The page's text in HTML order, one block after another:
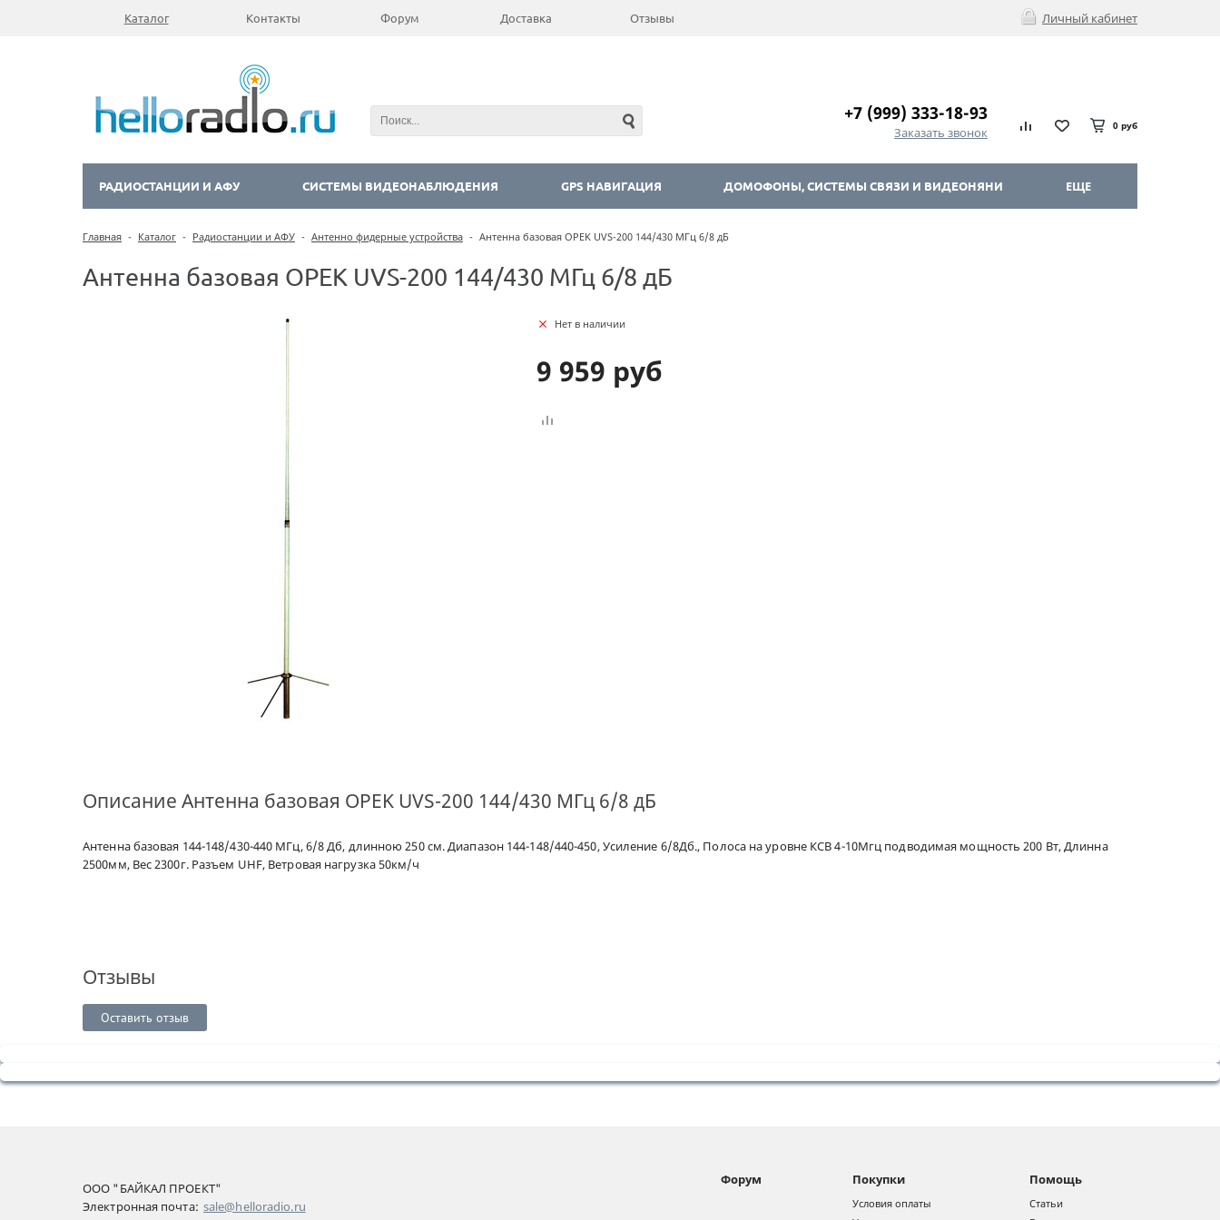
Личный кабинет
Каталог Контакты Форум Доставка Отзывы
+7 (999) 333-18-93
Заказать звонок 0 руб
РАДИОСТАНЦИИ И АФУ СИСТЕМЫ ВИДЕОНАБЛЮДЕНИЯ GPS НАВИГАЦИЯ ДОМОФОНЫ, СИСТЕМЫ СВЯЗИ И ВИДЕОНЯНИ ЕЩЕ
Главная - Каталог - Радиостанции и АФУ - Антенно фидерные устройства - Антенна базовая OPEK UVS-200 144/430 МГц 6/8 дБ
Антенна базовая OPEK UVS-200 144/430 МГц 6/8 дБ
Нет в наличии
9 959 руб
Описание Антенна базовая OPEK UVS-200 144/430 МГц 6/8 дБ
Антенна базовая 144-148/430-440 МГц, 6/8 Дб, длинною 250 см. Диапазон 144-148/440-450, Усиление 6/8Дб., Полоса на уровне КСВ 4-10Мгц подводимая мощность 200 Вт, Длинна
2500мм, Вес 2300г. Разъем UHF, Ветровая нагрузка 50км/ч
Отзывы
Оставить отзыв
ООО "БАЙКАЛ ПРОЕКТ"
Электронная почта: sale@helloradio.ru
Форум Покупки
Условия оплаты
Помощь
Статьи